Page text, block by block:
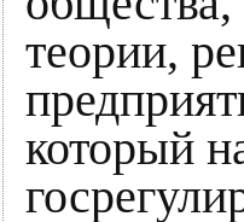
теории,
который